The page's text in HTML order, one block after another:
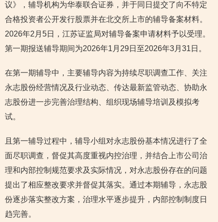
议》，辅导机构为华泰联合证券，并于同日提交了向不特定
合格投资者公开发行股票并在北交所上市的辅导备案材料。
2026年2月5日，江苏证监局对辅导备案申请材料予以受理。
第一期报送辅导期间为2026年1月29日至2026年3月31日。
在第一期辅导中，主要辅导内容为持续尽职调查工作、关注
永志股份经营情况及行业动态、传达最新监管动态、协助永
志股份进一步完善治理结构、组织现场辅导培训及模拟考
试。
且第一辅导过程中，辅导小组对永志股份基本情况进行了全
面尽职调查，督促其高度重视内控治理，并结合上市公司治
理和内部控制规范要求及实际情况，对永志股份存在的问题
提出了相应整改要求并督促其落实。通过本期辅导，永志股
份逐步落实整改方案，治理水平逐步提升，内部控制制度日
趋完善。